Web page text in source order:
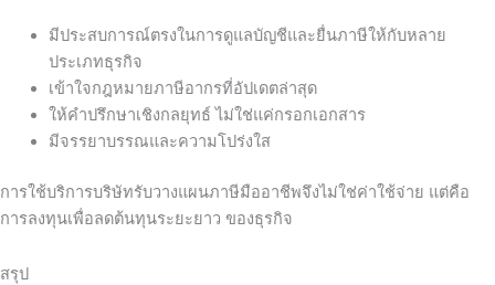
มีประสบการณ์ตรงในการดูแลบัญชีและยื่นภาษีให้กับหลาย
ประเภทธุรกิจ
เข้าใจกฎหมายภาษีอากรที่อัปเดตล่าสุด
ให้คำปรึกษาเชิงกลยุทธ์ ไม่ใช่แค่กรอกเอกสาร
มีจรรยาบรรณและความโปร่งใส
การใช้บริการบริษัทรับวางแผนภาษีมืออาชีพจึงไม่ใช่ค่าใช้จ่าย แต่คือ
การลงทุนเพื่อลดต้นทุนระยะยาว ของธุรกิจ
สรุป